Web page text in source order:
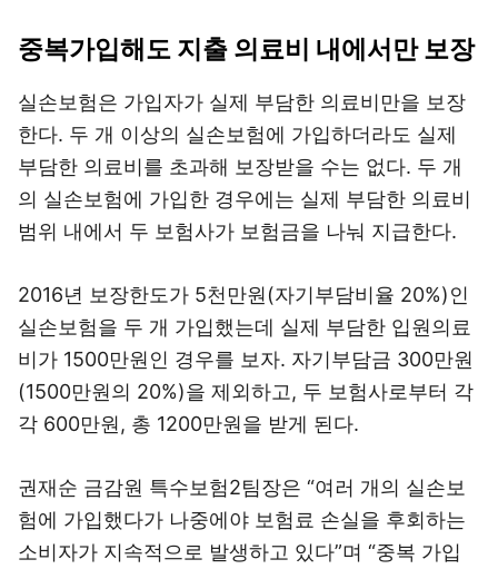
중복가입해도 지출 의료비 내에서만 보장
실손보험은 가입자가 실제 부담한 의료비만을 보장
한다. 두 개 이상의 실손보험에 가입하더라도 실제
부담한 의료비를 초과해 보장받을 수는 없다. 두 개
의 실손보험에 가입한 경우에는 실제 부담한 의료비
범위 내에서 두 보험사가 보험금을 나눠 지급한다.
2016년 보장한도가 5천만원(자기부담비율 20%)인
실손보험을 두 개 가입했는데 실제 부담한 입원의료
비가 1500만원인 경우를 보자. 자기부담금 300만원
(1500만원의 20%)을 제외하고, 두 보험사로부터 각
각 600만원, 총 1200만원을 받게 된다.
권재순 금감원 특수보험2팀장은 “여러 개의 실손보
험에 가입했다가 나중에야 보험료 손실을 후회하는
소비자가 지속적으로 발생하고 있다”며 “중복 가입